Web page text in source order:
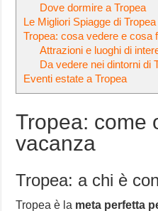
Dove dormire a Tropea
Le Migliori Spiagge di Tropea
Tropea: cosa vedere e cosa
Attrazioni e luoghi di
Da vedere nei dintorni di
Eventi estate a Tropea
Tropea: come
vacanza
Tropea: a chi è
Tropea è la meta perfetta